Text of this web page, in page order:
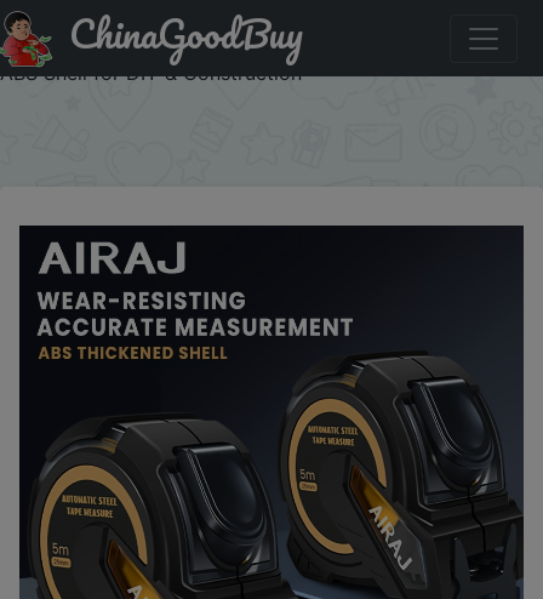
Купить по акции: AIRAJ Self-Locking Steel Tape Measure
3m/5m/7.5m/10m, Easy-Read Retractable with Thickened
ABS Shell for DIY & Construction
ChinaGoodBuy